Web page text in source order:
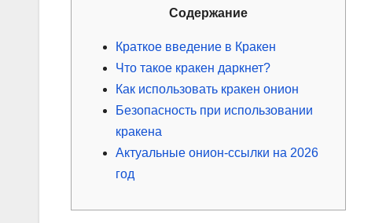
Содержание
Краткое введение в Кракен
Что такое кракен даркнет?
Как использовать кракен онион
Безопасность при использовании
кракена
Актуальные онион-ссылки на 2026
год